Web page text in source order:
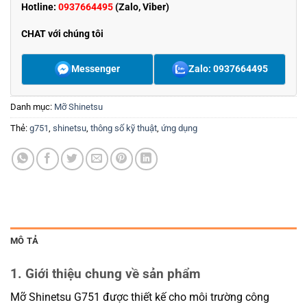
Hotline: 0937664495(Zalo, Viber)
CHAT với chúng tôi
Messenger Zalo: 0937664495
Danh mục: Mỡ Shinetsu
Thẻ: g751 shinetsu thông số kỹ thuật ứng dụng
MÔ TẢ
1. Giới thiệu chung về sản phẩm
Mỡ Shinetsu G751 được thiết kế cho môi trường công